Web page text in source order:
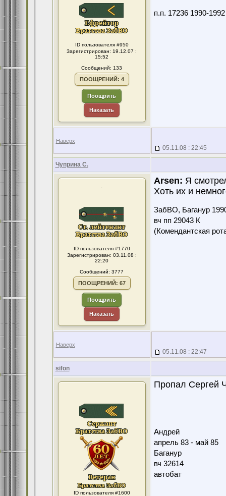
ID пользователя #950
Зарегистрирован: 19.12.07 :
15:52
Сообщений: 133
ПООЩРЕНИЙ: 4
Поощрить
Наказать
п.п. 17236 1990-
Наверх
05.11.08 : 22:45
Чуприна С.
.
ID пользователя #1770
Зарегистрирован: 03.11.08 :
22:20
Сообщений: 3777
ПООЩРЕНИЙ: 67
Поощрить
Наказать
Arsen: Я
Хоть их и
ЗабВО, Баганур
вч пп 29043 К
(Комендантская
Наверх
05.11.08 : 22:47
sifon
ID пользователя #1600
Пропал Сергей
Андрей
апрель 83 - май 85
Баганур
вч 32614
автобат